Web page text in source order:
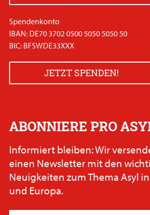
Spendenkonto
IBAN: DE70 3702 0500 5050 5050 50
BIC: BFSWDE33XXX
JETZT SPENDEN!
ABONNIERE PRO
Informiert bleiben: Wir
einen Newsletter mit den
Neuigkeiten zum Thema Asyl
und Europa.